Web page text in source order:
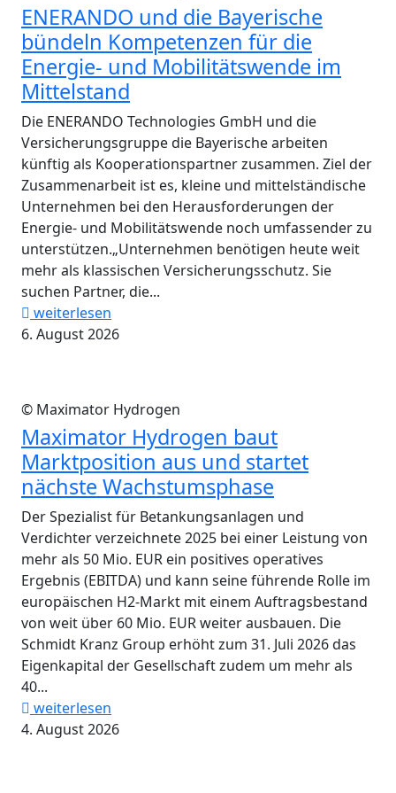
ENERANDO und die Bayerische
bündeln Kompetenzen für die
Energie- und Mobilitätswende im
Mittelstand
Die ENERANDO Technologies GmbH und die
Versicherungsgruppe die Bayerische arbeiten
künftig als Kooperationspartner zusammen. Ziel der
Zusammenarbeit ist es, kleine und mittelständische
Unternehmen bei den Herausforderungen der
Energie- und Mobilitätswende noch umfassender zu
unterstützen.„Unternehmen benötigen heute weit
mehr als klassischen Versicherungsschutz. Sie
suchen Partner, die...
weiterlesen
6. August 2026
© Maximator Hydrogen
Maximator Hydrogen baut
Marktposition aus und startet
nächste Wachstumsphase
Der Spezialist für Betankungsanlagen und
Verdichter verzeichnete 2025 bei einer Leistung von
mehr als 50 Mio. EUR ein positives operatives
Ergebnis (EBITDA) und kann seine führende Rolle im
europäischen H2-Markt mit einem Auftragsbestand
von weit über 60 Mio. EUR weiter ausbauen. Die
Schmidt Kranz Group erhöht zum 31. Juli 2026 das
Eigenkapital der Gesellschaft zudem um mehr als
40...
weiterlesen
4. August 2026